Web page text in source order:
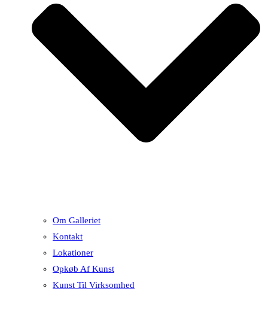
Om Galleriet
Kontakt
Lokationer
Opkøb Af Kunst
Kunst Til Virksomhed